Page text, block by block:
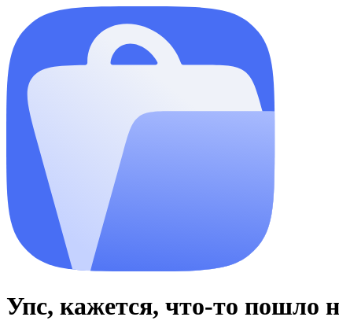
Упс, кажется, что-то пошло